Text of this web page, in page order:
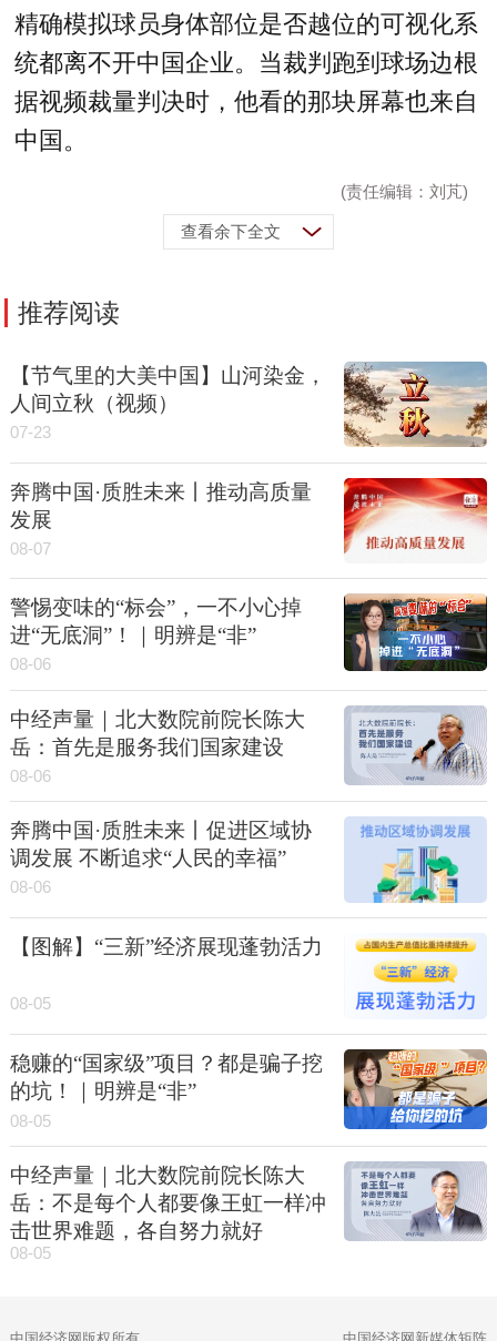
精确模拟球员身体部位是否越位的可视化系
统都离不开中国企业。当裁判跑到球场边根
据视频裁量判决时，他看的那块屏幕也来自
中国。
(责任编辑：刘芃)
查看余下全文
推荐阅读
【节气里的大美中国】山河染金，
人间立秋（视频）
07-23
奔腾中国·质胜未来丨推动高质量
发展
08-07
警惕变味的“标会”，一不小心掉
进“无底洞”！｜明辨是“非”
08-06
中经声量｜北大数院前院长陈大
岳：首先是服务我们国家建设
08-06
奔腾中国·质胜未来丨促进区域协
调发展 不断追求“人民的幸福”
08-06
【图解】“三新”经济展现蓬勃活力
08-05
稳赚的“国家级”项目？都是骗子挖
的坑！｜明辨是“非”
08-05
中经声量｜北大数院前院长陈大
岳：不是每个人都要像王虹一样冲
击世界难题，各自努力就好
08-05